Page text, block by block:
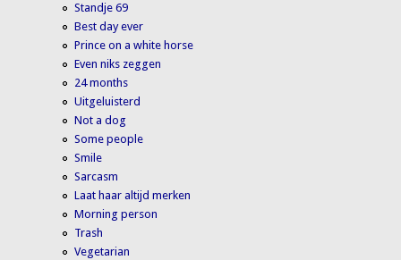
Standje 69
Best day ever
Prince on a white horse
Even niks zeggen
24 months
Uitgeluisterd
Not a dog
Some people
Smile
Sarcasm
Laat haar altijd merken
Morning person
Trash
Vegetarian